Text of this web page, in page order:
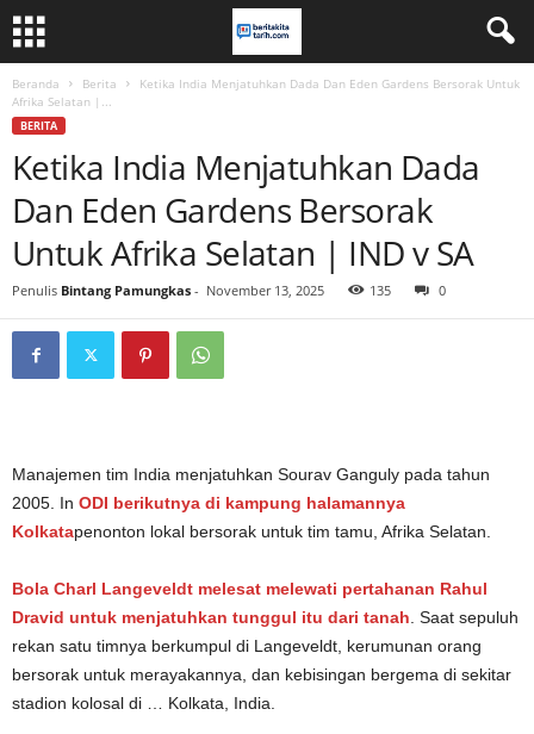
Beranda Berita
Ketika India Menjatuhkan Dada Dan Eden Gardens Bersorak Untuk
Afrika Selatan |...
BERITA
Ketika India Menjatuhkan Dada
Dan Eden Gardens Bersorak
Untuk Afrika Selatan | IND v SA
Penulis Bintang Pamungkas - November 13, 2025 135 0
Manajemen tim India menjatuhkan Sourav Ganguly pada tahun
2005. In ODI berikutnya di kampung halamannya
Kolkatapenonton lokal bersorak untuk tim tamu, Afrika Selatan.
Bola Charl Langeveldt melesat melewati pertahanan Rahul
Dravid untuk menjatuhkan tunggul itu dari tanah . Saat sepuluh
rekan satu timnya berkumpul di Langeveldt, kerumunan orang
bersorak untuk merayakannya, dan kebisingan bergema di sekitar
stadion kolosal di … Kolkata, India.